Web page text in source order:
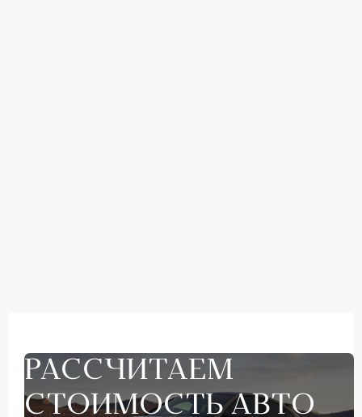
РАССЧИТАЕМ
СТОИМОСТЬ АВТО